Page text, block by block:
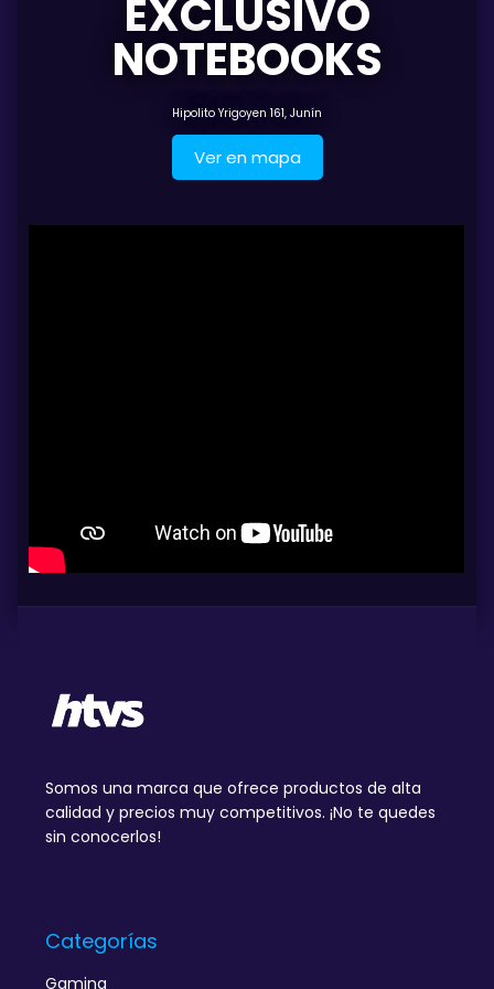
EXCLUSIVO
NOTEBOOKS
Hipolito Yrigoyen 161, Junín
Ver en mapa
Somos una marca que ofrece productos de alta
calidad y precios muy competitivos. ¡No te quedes
sin conocerlos!
Categorías
Gaming